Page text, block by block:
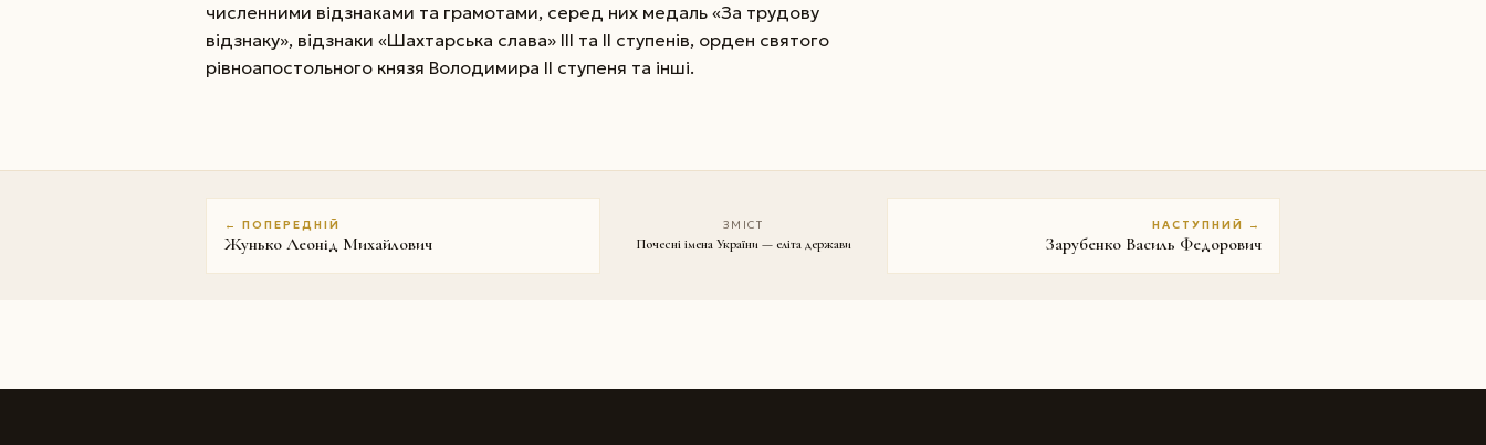
численними відзнаками та грамотами, серед них медаль «За трудову
відзнаку», відзнаки «Шахтарська слава» ІІІ та II ступенів, орден святого
рівноапостольного князя Володимира II ступеня та інші.
← ПОПЕРЕДНІЙ
Жунько Леонід Михайлович
ЗМІСТ
Почесні імена України — еліта держави
НАСТУПНИЙ →
Зарубенко Василь Федорович